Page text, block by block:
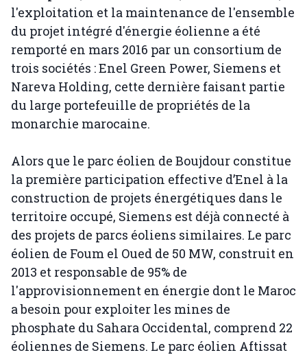
l'exploitation et la maintenance de l'ensemble
du projet intégré d'énergie éolienne a été
remporté en mars 2016 par un consortium de
trois sociétés : Enel Green Power, Siemens et
Nareva Holding, cette dernière faisant partie
du large portefeuille de propriétés de la
monarchie marocaine.
Alors que le parc éolien de Boujdour constitue
la première participation effective d’Enel à la
construction de projets énergétiques dans le
territoire occupé, Siemens est déjà connecté à
des projets de parcs éoliens similaires. Le parc
éolien de Foum el Oued de 50 MW, construit en
2013 et responsable de 95% de
l'approvisionnement en énergie dont le Maroc
a besoin pour exploiter les mines de
phosphate du Sahara Occidental, comprend 22
éoliennes de Siemens. Le parc éolien Aftissat